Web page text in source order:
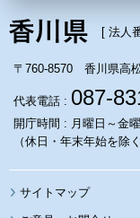
[ 法人
〒760-8570 香川県高
代表電話 : 087-
開庁時間 : 月曜日～金
（休日・年末年始を除く
サイトマップ